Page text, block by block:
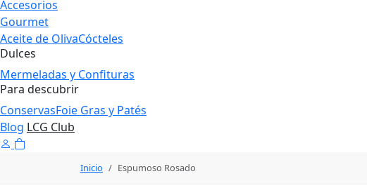
Accesorios
Gourmet
Aceite de OlivaCócteles
Dulces
Mermeladas y Confituras
Para descubrir
ConservasFoie Gras y Patés
Blog LCG Club
Inicio Espumoso Rosado